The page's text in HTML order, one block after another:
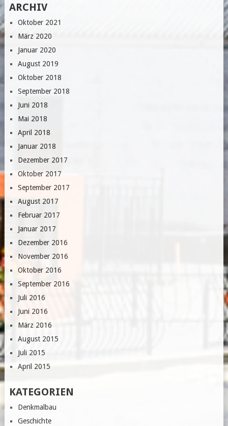
ARCHIV
Oktober 2021
März 2020
Januar 2020
August 2019
Oktober 2018
September 2018
Juni 2018
Mai 2018
April 2018
Januar 2018
Dezember 2017
Oktober 2017
September 2017
August 2017
Februar 2017
Januar 2017
Dezember 2016
November 2016
Oktober 2016
September 2016
Juli 2016
Juni 2016
März 2016
August 2015
Juli 2015
April 2015
KATEGORIEN
Denkmalbau
Geschichte